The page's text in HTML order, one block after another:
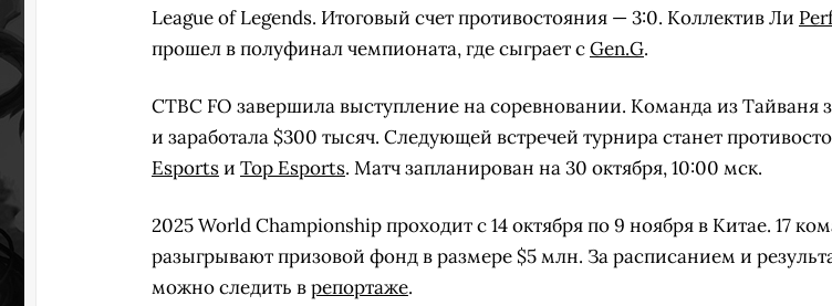
League of Legends. Итоговый счет противостояния — 3:0. Коллектив Ли
прошел в полуфинал чемпионата, где сыграет сGen.G.
CTBC FO завершила выступление на соревновании. Команда из Тайваня
и заработала $300 тысяч. Следующей встречей турнира станет
Esportsи Top Esports. Матч запланирован на 30 октября, 10:00 мск.
2025 World Championship проходит с 14 октября по 9 ноября в Китае. 17
разыгрывают призовой фонд в размере $5 млн. За расписанием и
можно следить врепортаже.